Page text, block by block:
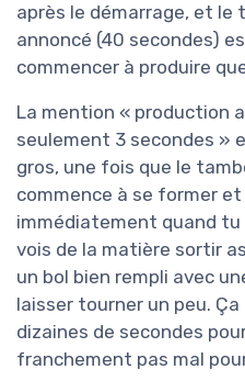
après le démarrage, et
annoncé (40 secondes)
commencer à produire
La mention « production
seulement 3 secondes »
gros, une fois que le
commence à se former
immédiatement quand tu
vois de la matière sortir
un bol bien rempli avec
laisser tourner un peu.
dizaines de secondes
franchement pas mal